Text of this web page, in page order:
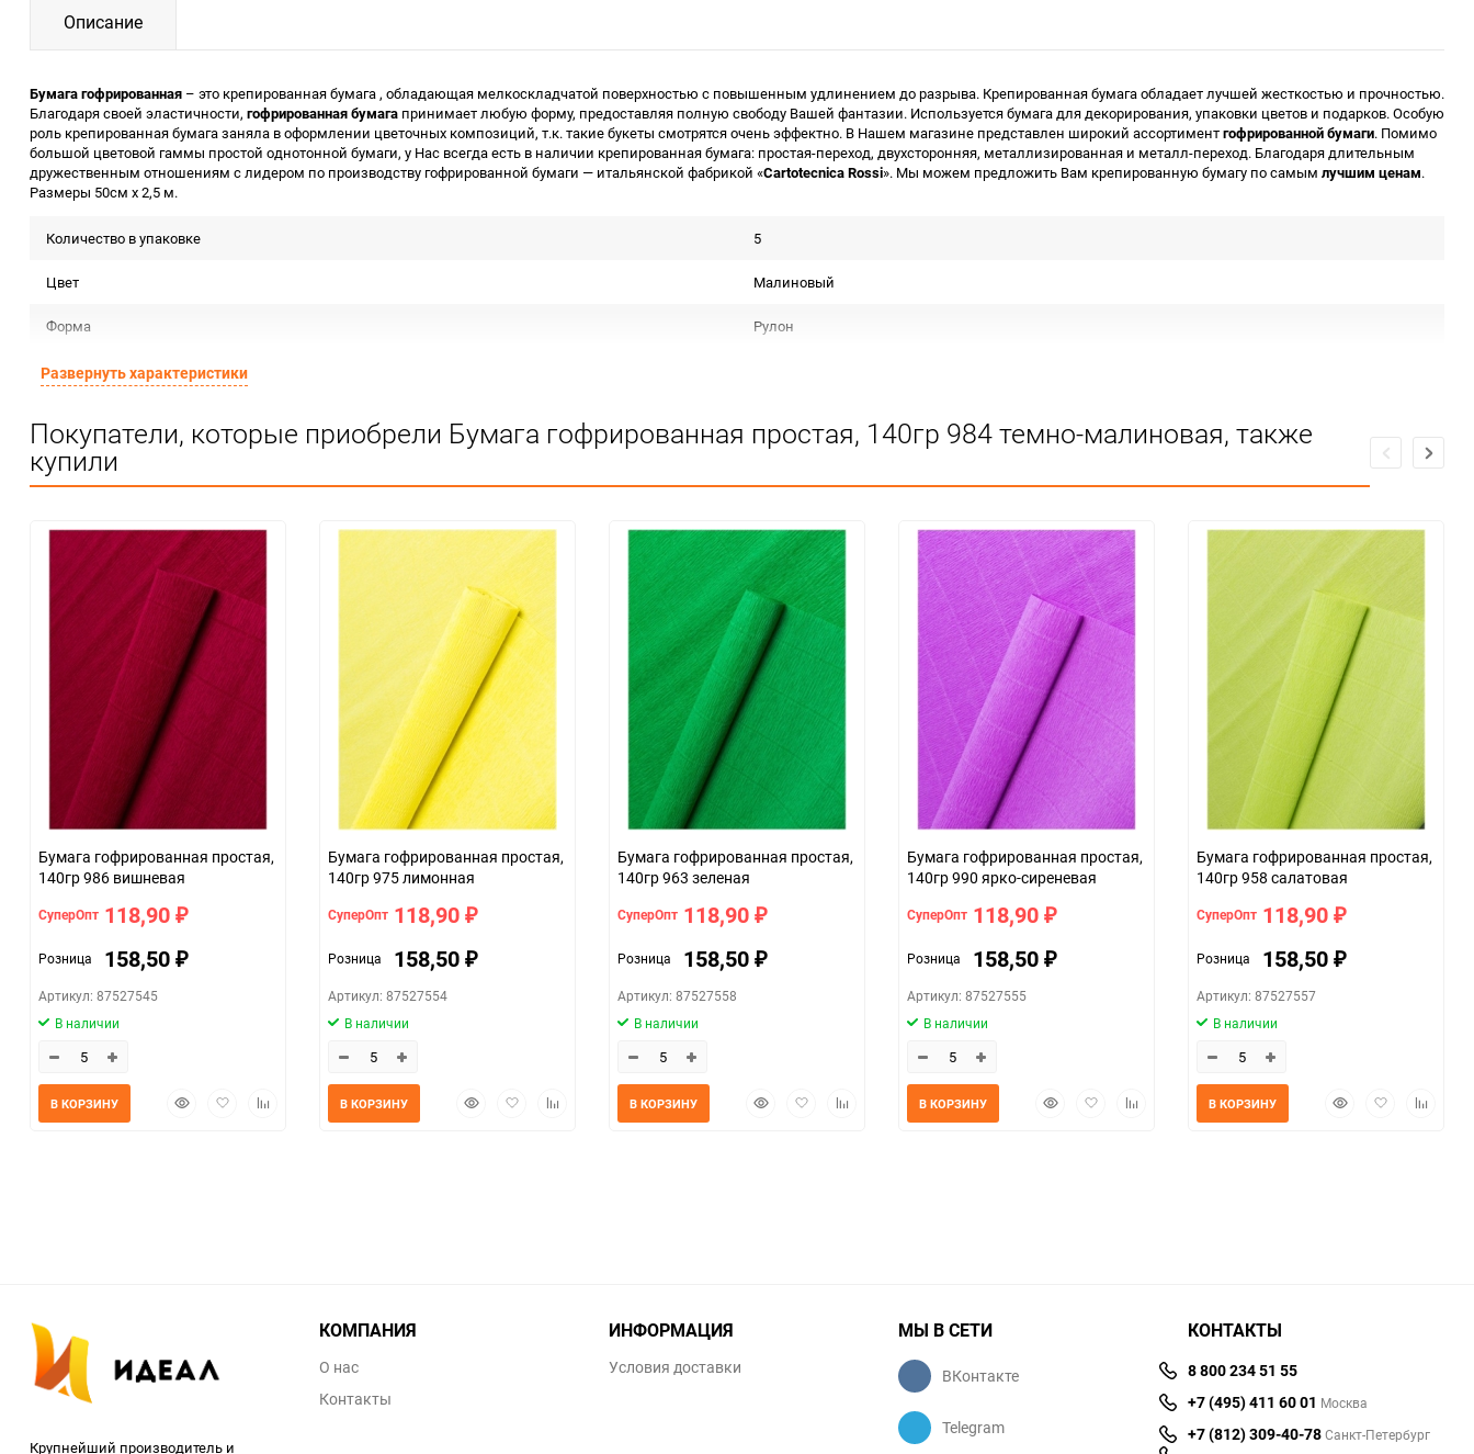
Описание
Бумага гофрированная – это крепированная бумага , обладающая мелкоскладчатой поверхностью с повышенным удлинением до разрыва. Крепированная бумага обладает лучшей жесткостью и прочностью.
Благодаря своей эластичности, гофрированная бумага принимает любую форму, предоставляя полную свободу Вашей фантазии. Используется бумага для декорирования, упаковки цветов и подарков. Особую
роль крепированная бумага заняла в оформлении цветочных композиций, т.к. такие букеты смотрятся очень эффектно. В Нашем магазине представлен широкий ассортиментгофрированной бумаги. Помимо
большой цветовой гаммы простой однотонной бумаги, у Нас всегда есть в наличии крепированная бумага: простая-переход, двухсторонняя, металлизированная и металл-переход. Благодаря длительным
дружественным отношениям с лидером по производству гофрированной бумаги — итальянской фабрикой «Cartotecnica Rossi». Мы можем предложить Вам крепированную бумагу по самым лучшим ценам.
Размеры 50см х 2,5 м.
Количество в упаковке 5
Цвет Малиновый
Форма Рулон
Срок годности
Сертификация
Минимальное количество 5
Единица измерения шт
Развернуть характеристики
Покупатели, которые приобрели Бумага гофрированная простая, 140гр 984 темно-малиновая, также
купили
Бумага гофрированная простая,
140гр 986 вишневая
СуперОпт 118,90 ₽
Розница 158,50 ₽
Артикул: 87527545
В наличии
БыстрыйДобавитьДобавить
В КОРЗИНУ
Бумага гофрированная простая,
140гр 975 лимонная
СуперОпт 118,90 ₽
Розница 158,50 ₽
Артикул: 87527554
В наличии
БыстрыйДобавитьДобавить
В КОРЗИНУ
Бумага гофрированная простая,
140гр 963 зеленая
СуперОпт 118,90 ₽
Розница 158,50 ₽
Артикул: 87527558
В наличии
БыстрыйДобавитьДобавить
В КОРЗИНУ
Бумага гофрированная простая,
140гр 990 ярко-сиреневая
СуперОпт 118,90 ₽
Розница 158,50 ₽
Артикул: 87527555
В наличии
БыстрыйДобавитьДобавить
В КОРЗИНУ
Бумага гофрированная простая,
140гр 958 салатовая
СуперОпт 118,90 ₽
Розница 158,50 ₽
Артикул: 87527557
В наличии
БыстрыйДобавить
В КОРЗИНУ
Крупнейший производитель и
КОМПАНИЯ
О нас
Контакты
ИНФОРМАЦИЯ
Условия доставки
МЫ В СЕТИ
ВКонтакте
Telegram
КОНТАКТЫ
8 800 234 51 55
+7 (495) 411 60 01 Москва
+7 (812) 309-40-78Санкт-Петербург